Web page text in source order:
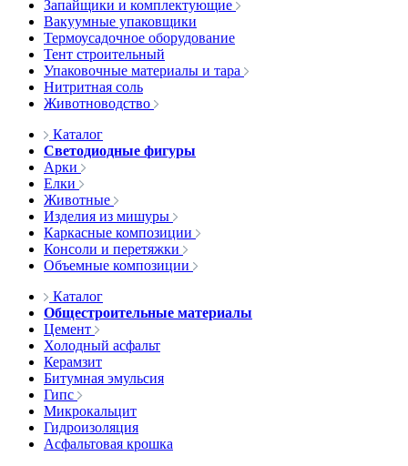
Запайщики и комплектующие
Вакуумные упаковщики
Термоусадочное оборудование
Тент строительный
Упаковочные материалы и тара
Нитритная соль
Животноводство
Каталог
Светодиодные фигуры
Арки
Елки
Животные
Изделия из мишуры
Каркасные композиции
Консоли и перетяжки
Объемные композиции
Каталог
Общестроительные материалы
Цемент
Холодный асфальт
Керамзит
Битумная эмульсия
Гипс
Микрокальцит
Гидроизоляция
Асфальтовая крошка